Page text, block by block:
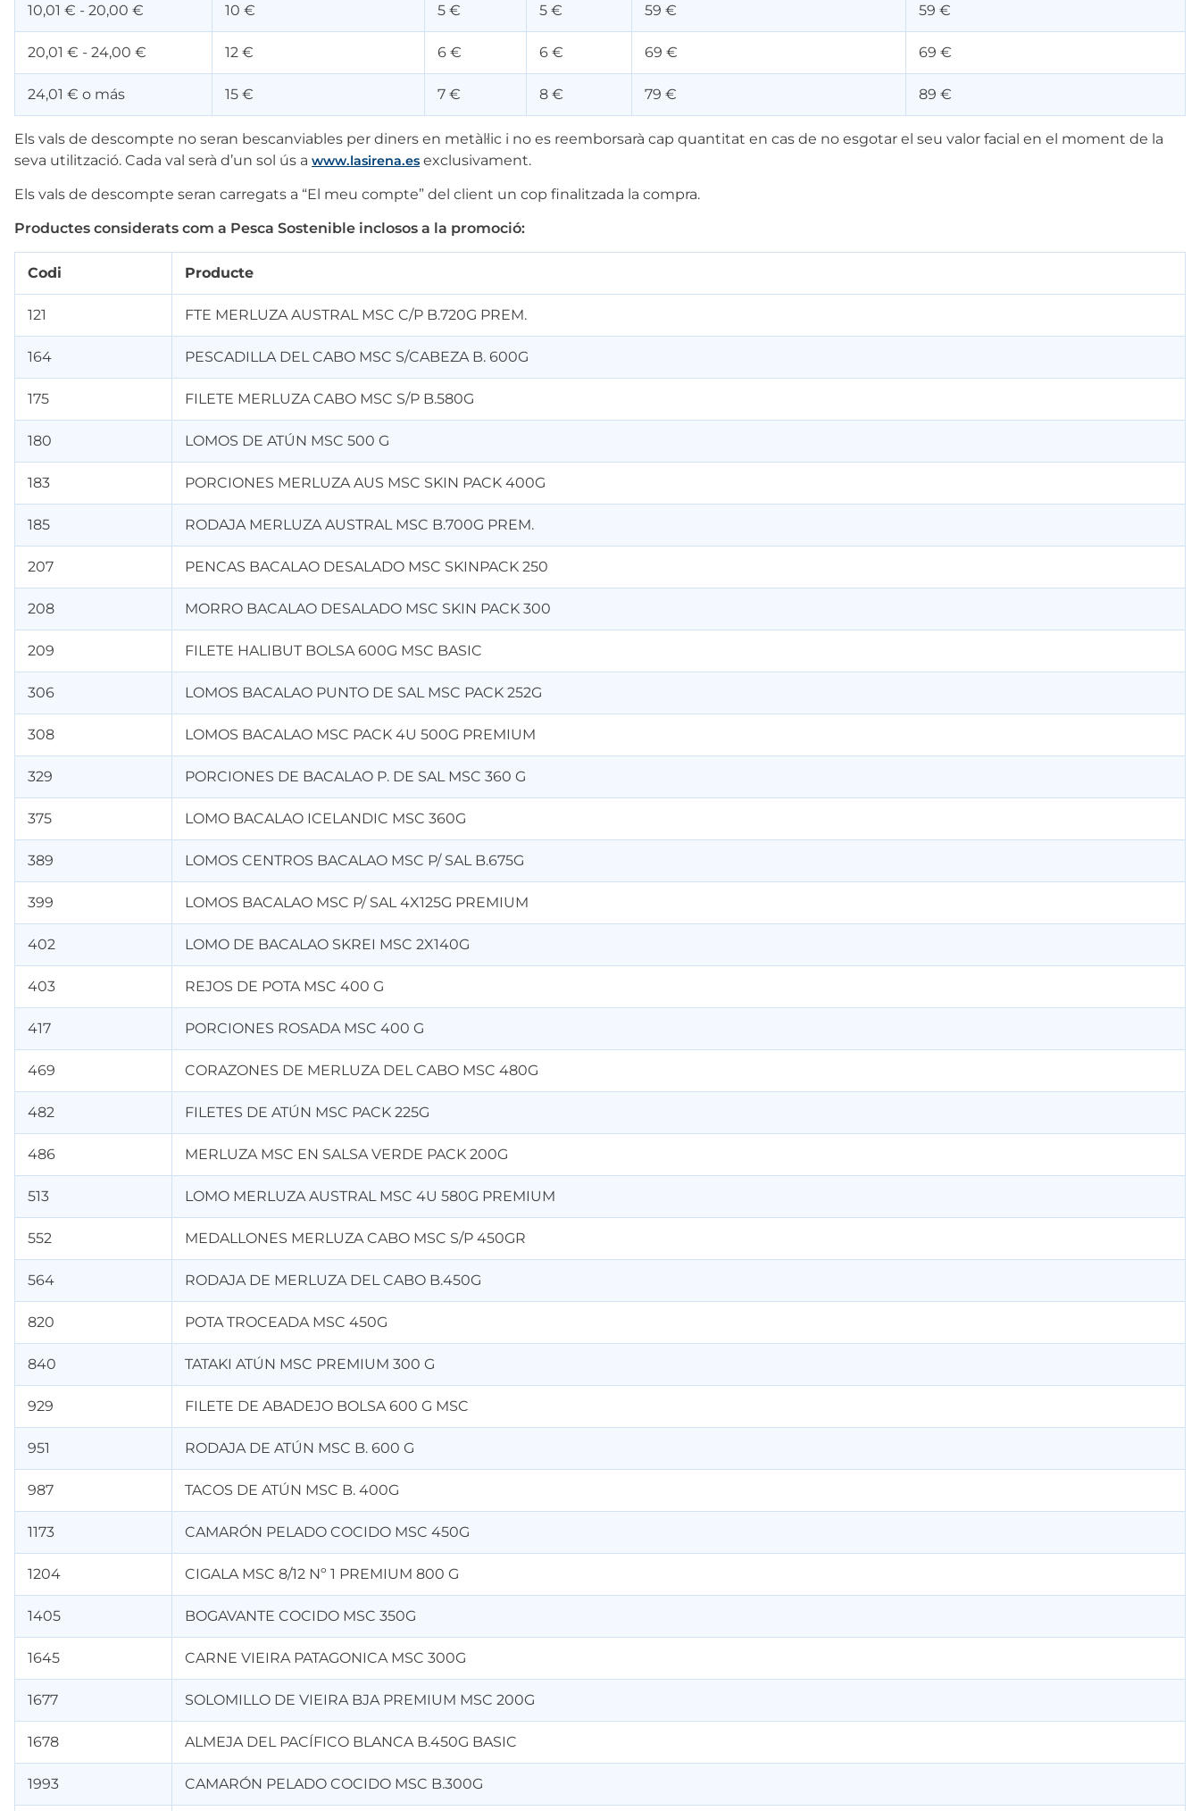
10,01 € - 20,00 € 10 € 5 € 5 € 59 € 59 €
20,01 € - 24,00 € 12 € 6 € 6 € 69 € 69 €
24,01 € o más 15 € 7 € 8 € 79 € 89 €
Els vals de descompte no seran bescanviables per diners en metàl·lic i no es reemborsarà cap quantitat en cas de no esgotar el seu valor facial en el moment de la
seva utilització. Cada val serà d’un sol ús a www.lasirena.es exclusivament.
Els vals de descompte seran carregats a “El meu compte” del client un cop finalitzada la compra.
Productes considerats com a Pesca Sostenible inclosos a la promoció:
Codi Producte
121 FTE MERLUZA AUSTRAL MSC C/P B.720G PREM.
164 PESCADILLA DEL CABO MSC S/CABEZA B. 600G
175 FILETE MERLUZA CABO MSC S/P B.580G
180 LOMOS DE ATÚN MSC 500 G
183 PORCIONES MERLUZA AUS MSC SKIN PACK 400G
185 RODAJA MERLUZA AUSTRAL MSC B.700G PREM.
207 PENCAS BACALAO DESALADO MSC SKINPACK 250
208 MORRO BACALAO DESALADO MSC SKIN PACK 300
209 FILETE HALIBUT BOLSA 600G MSC BASIC
306 LOMOS BACALAO PUNTO DE SAL MSC PACK 252G
308 LOMOS BACALAO MSC PACK 4U 500G PREMIUM
329 PORCIONES DE BACALAO P. DE SAL MSC 360 G
375 LOMO BACALAO ICELANDIC MSC 360G
389 LOMOS CENTROS BACALAO MSC P/ SAL B.675G
399 LOMOS BACALAO MSC P/ SAL 4X125G PREMIUM
402 LOMO DE BACALAO SKREI MSC 2X140G
403 REJOS DE POTA MSC 400 G
417 PORCIONES ROSADA MSC 400 G
469 CORAZONES DE MERLUZA DEL CABO MSC 480G
482 FILETES DE ATÚN MSC PACK 225G
486 MERLUZA MSC EN SALSA VERDE PACK 200G
513 LOMO MERLUZA AUSTRAL MSC 4U 580G PREMIUM
552 MEDALLONES MERLUZA CABO MSC S/P 450GR
564 RODAJA DE MERLUZA DEL CABO B.450G
820 POTA TROCEADA MSC 450G
840 TATAKI ATÚN MSC PREMIUM 300 G
929 FILETE DE ABADEJO BOLSA 600 G MSC
951 RODAJA DE ATÚN MSC B. 600 G
987 TACOS DE ATÚN MSC B. 400G
1173 CAMARÓN PELADO COCIDO MSC 450G
1204 CIGALA MSC 8/12 Nº 1 PREMIUM 800 G
1405 BOGAVANTE COCIDO MSC 350G
1645 CARNE VIEIRA PATAGONICA MSC 300G
1677 SOLOMILLO DE VIEIRA BJA PREMIUM MSC 200G
1678 ALMEJA DEL PACÍFICO BLANCA B.450G BASIC
1993 CAMARÓN PELADO COCIDO MSC B.300G